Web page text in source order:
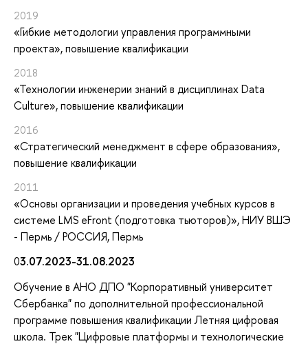
2019
«Гибкие методологии управления программными
проекта», повышение квалификации
2018
«Технологии инженерии знаний в дисциплинах Data
Culture», повышение квалификации
2016
«Стратегический менеджмент в сфере образования»,
повышение квалификации
2011
«Основы организации и проведения учебных курсов в
системе LMS eFront (подготовка тьюторов)», НИУ ВШЭ
- Пермь / РОССИЯ, Пермь
03.07.2023-31.08.2023
Обучение в АНО ДПО "Корпоративный университет
Сбербанка" по дополнительной профессиональной
программе повышения квалификации Летняя цифровая
школа. Трек "Цифровые платформы и технологические